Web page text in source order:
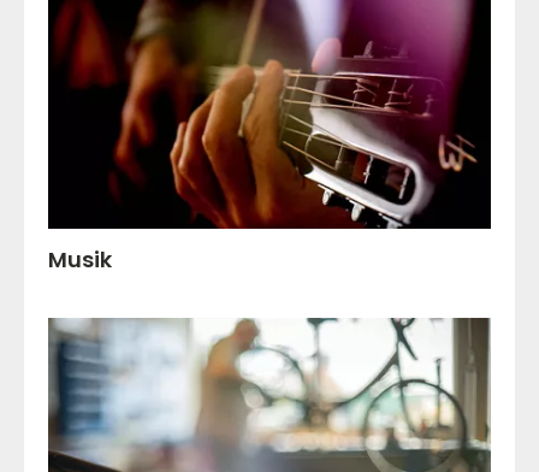
Musik